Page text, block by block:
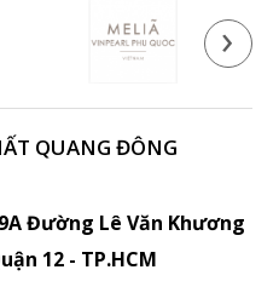
›
QUANG ĐÔNG
Đường Lê Văn Khương
12 - TP.HCM